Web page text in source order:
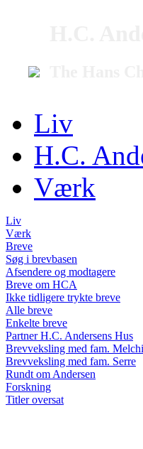
Liv
H.C.
Værk
Liv
Værk
Breve
Søg i brevbasen
Afsendere og modtagere
Breve om HCA
Ikke tidligere trykte breve
Alle breve
Enkelte breve
Partner H.C. Andersens Hus
Brevveksling med fam.
Brevveksling med fam. Serre
Rundt om Andersen
Forskning
Titler oversat